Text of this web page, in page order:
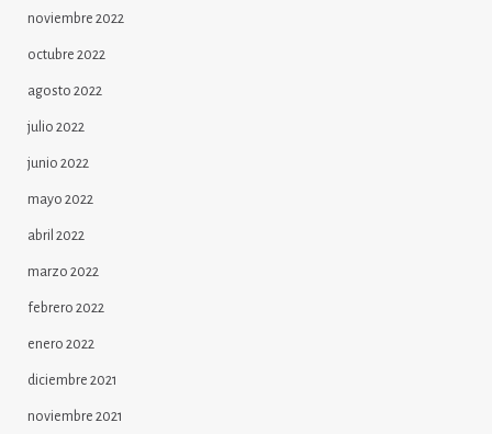
noviembre 2022
octubre 2022
agosto 2022
julio 2022
junio 2022
mayo 2022
abril 2022
marzo 2022
febrero 2022
enero 2022
diciembre 2021
noviembre 2021